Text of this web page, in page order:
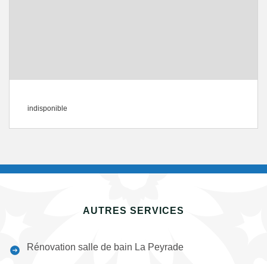
indisponible
AUTRES SERVICES
Rénovation salle de bain La Peyrade